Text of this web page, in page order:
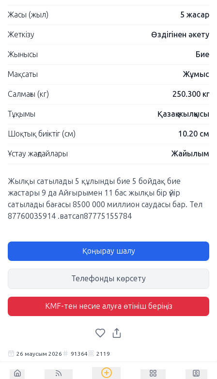
Жасы (жыл) 5 жасар
Жеткізу Өздігінен әкету
Жынысы Бие
Мақсаты Жұмыс
Салмағы (кг) 250.300 кг
Тұқымы Қазақ жылқысы
Шоқтық биіктіг (см) 10.20 см
Ұстау жағдайлары Жайылым
Жылқы сатылады 5 құлынды бие 5 бойдақ бие
жастары 9 да Айғырымен 11 бас жылқы бір үйір
сатылады бағасы 8500 000 миллион саудасы бар. Тел
87760035914 .ватсап87775155784
Қоңырау шалу
Телефонды көрсету
KMF-тен несие алуға өтініш беріңіз
26 маусым 2026 91364 2119